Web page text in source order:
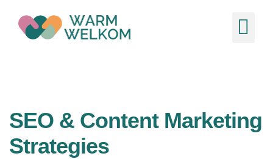
SEO & Content Marketing
Strategies